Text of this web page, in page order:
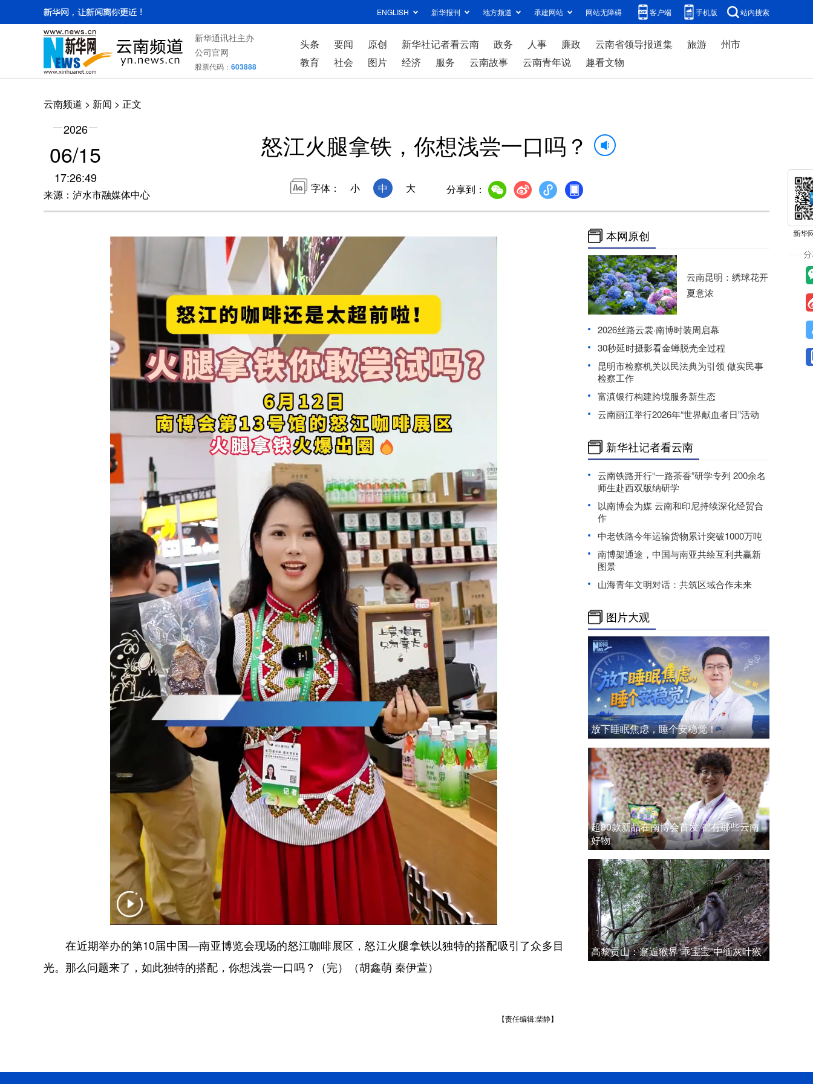
ENGLISH 新华报刊 地方频道 承建网站 网站无障碍 客户端 手机版 站内搜索
新华通讯社主办
公司官网
股票代码： 603888
头条 要闻 原创 新华社记者看云南 政务 人事 廉政 云南省领导报道集 旅游
州市
教育
社会 图片 经济 服务 云南故事 云南青年说 趣看文物
云南频道 > 新闻 > 正文
2026
06/15
17:26:49
来源：泸水市融媒体中心
怒江火腿拿铁，你想浅尝一口吗？
字体： 小 中 大 分享到：
在近期举办的第10届中国—南亚博览会现场的怒江咖啡展区，怒江火腿拿铁以独特的搭配吸引了众多目
光。那么问题来了，如此独特的搭配，你想浅尝一口吗？（完）（胡鑫萌 秦伊萱）
【责任编辑:柴静】
本网原创
云南昆明：绣球花开
夏意浓
2026丝路云裳·南博时装周启幕
30秒延时摄影看金蝉脱壳全过程
昆明市检察机关以民法典为引领 做实民事
检察工作
富滇银行构建跨境服务新生态
云南丽江举行2026年“世界献血者日”活动
新华社记者看云南
云南铁路开行“一路茶香”研学专列 200余名
师生赴西双版纳研学
以南博会为媒 云南和印尼持续深化经贸合
作
中老铁路今年运输货物累计突破1000万吨
南博架通途，中国与南亚共绘互利共赢新
图景
山海青年文明对话：共筑区域合作未来
图片大观
放下睡眠焦虑，睡个安稳觉！
超80款新品在南博会首发 都有哪些云南
好物
高黎贡山：邂逅猴界“乖宝宝”中缅灰叶猴